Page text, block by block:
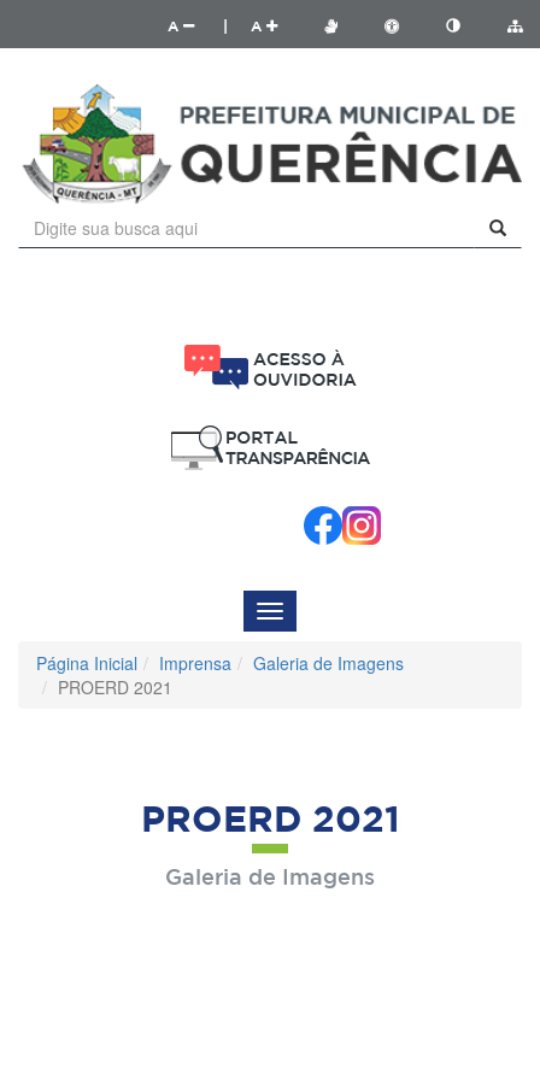
A A
Menu
de
Navegação
Página Inicial Imprensa
Galeria de Imagens
PROERD 2021
PROERD 2021
Galeria de Imagens